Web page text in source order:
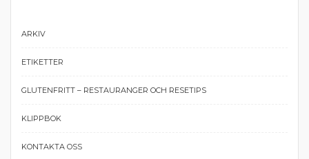
ARKIV
ETIKETTER
GLUTENFRITT – RESTAURANGER OCH RESETIPS
KLIPPBOK
KONTAKTA OSS